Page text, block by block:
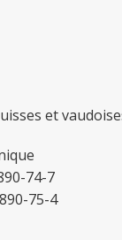
et
74-7
75-4